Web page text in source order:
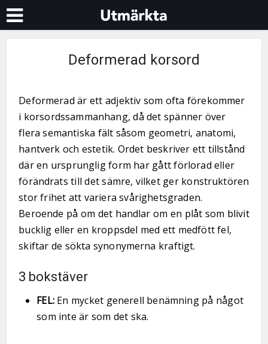
Deformerad korsord
Deformerad är ett adjektiv som ofta förekommer
i korsordssammanhang, då det spänner över
flera semantiska fält såsom geometri, anatomi,
hantverk och estetik. Ordet beskriver ett tillstånd
där en ursprunglig form har gått förlorad eller
förändrats till det sämre, vilket ger konstruktören
stor frihet att variera svårighetsgraden.
Beroende på om det handlar om en plåt som blivit
bucklig eller en kroppsdel med ett medfött fel,
skiftar de sökta synonymerna kraftigt.
3 bokstäver
FEL:En mycket generell benämning på något
som inte är som det ska.